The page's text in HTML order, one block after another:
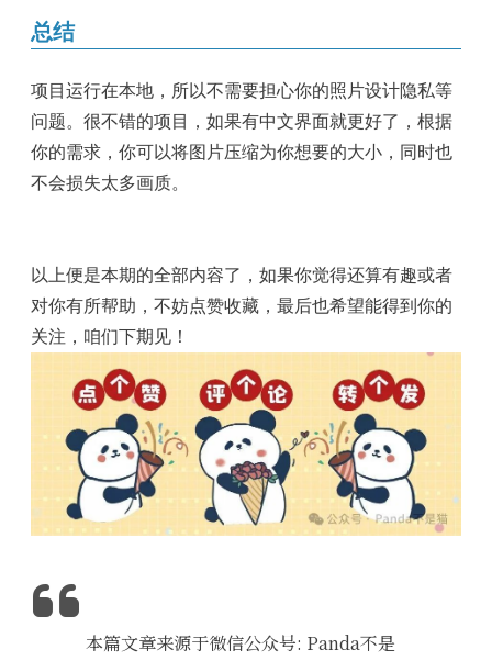
总结
项目运行在本地，所以不需要担心你的照片设计隐私等
问题。很不错的项目，如果有中文界面就更好了，根据
你的需求，你可以将图片压缩为你想要的大小，同时也
不会损失太多画质。
以上便是本期的全部内容了，如果你觉得还算有趣或者
对你有所帮助，不妨点赞收藏，最后也希望能得到你的
关注，咱们下期见！
本篇文章来源于微信公众号: Panda不是